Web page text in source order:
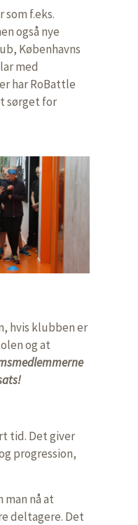
f.eks.
også nye
Københavns
med
har RoBattle
sørget for
hvis klubben er
og at
tid. Det giver
progression,
man nå at
deltagere. Det